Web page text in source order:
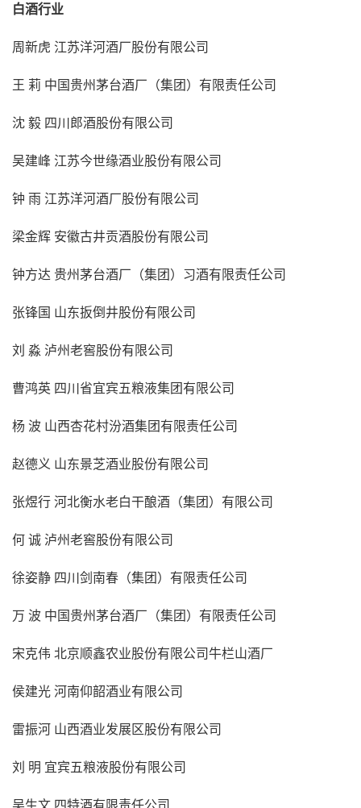
白酒行业
周新虎 江苏洋河酒厂股份有限公司
王 莉 中国贵州茅台酒厂（集团）有限责任公司
沈 毅 四川郎酒股份有限公司
吴建峰 江苏今世缘酒业股份有限公司
钟 雨 江苏洋河酒厂股份有限公司
梁金辉 安徽古井贡酒股份有限公司
钟方达 贵州茅台酒厂（集团）习酒有限责任公司
张锋国 山东扳倒井股份有限公司
刘 淼 泸州老窖股份有限公司
曹鸿英 四川省宜宾五粮液集团有限公司
杨 波 山西杏花村汾酒集团有限责任公司
赵德义 山东景芝酒业股份有限公司
张煜行 河北衡水老白干酿酒（集团）有限公司
何 诚 泸州老窖股份有限公司
徐姿静 四川剑南春（集团）有限责任公司
万 波 中国贵州茅台酒厂（集团）有限责任公司
宋克伟 北京顺鑫农业股份有限公司牛栏山酒厂
侯建光 河南仰韶酒业有限公司
雷振河 山西酒业发展区股份有限公司
刘 明 宜宾五粮液股份有限公司
吴生文 四特酒有限责任公司